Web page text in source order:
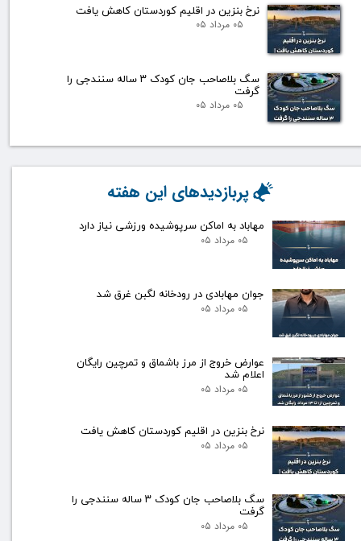
نرخ بنزین در اقلیم کوردستان کاهش یافت
۰۵ مرداد ۰۵
سگ بلاصاحب جان کودک ۳ ساله سنندجی را
گرفت
۰۵ مرداد ۰۵
مهاباد به اماکن سرپوشیده ورزشی نیاز دارد
۰۵ مرداد ۰۵
جوان مهابادی در رودخانه لگبن غرق شد
۰۵ مرداد ۰۵
عوارض خروج از مرز باشماق و تمرچین رایگان
اعلام شد
۰۵ مرداد ۰۵
نرخ بنزین در اقلیم کوردستان کاهش یافت
۰۵ مرداد ۰۵
سگ بلاصاحب جان کودک ۳ ساله سنندجی را
گرفت
۰۵ مرداد ۰۵
پربازدیدهای این هفته